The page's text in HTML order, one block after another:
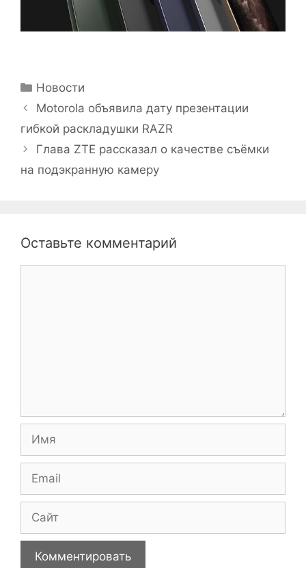
Рубрики
Новости
Motorola объявила дату презентации
гибкой раскладушки RAZR
Глава ZTE рассказал о качестве съёмки
на подэкранную камеру
Оставьте комментарий